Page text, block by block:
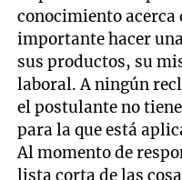
conocimiento acerca
importante hacer
sus productos, su
laboral. A ningún
el postulante no
para la que está
Al momento de
lista corta de las